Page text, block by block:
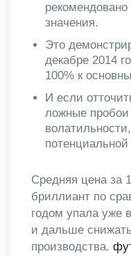
значения.
Это
декабре 2014
100% к
И если
ложные
потенциальной
Средняя цена за
бриллиант по
годом упала уже
и дальше
производства.